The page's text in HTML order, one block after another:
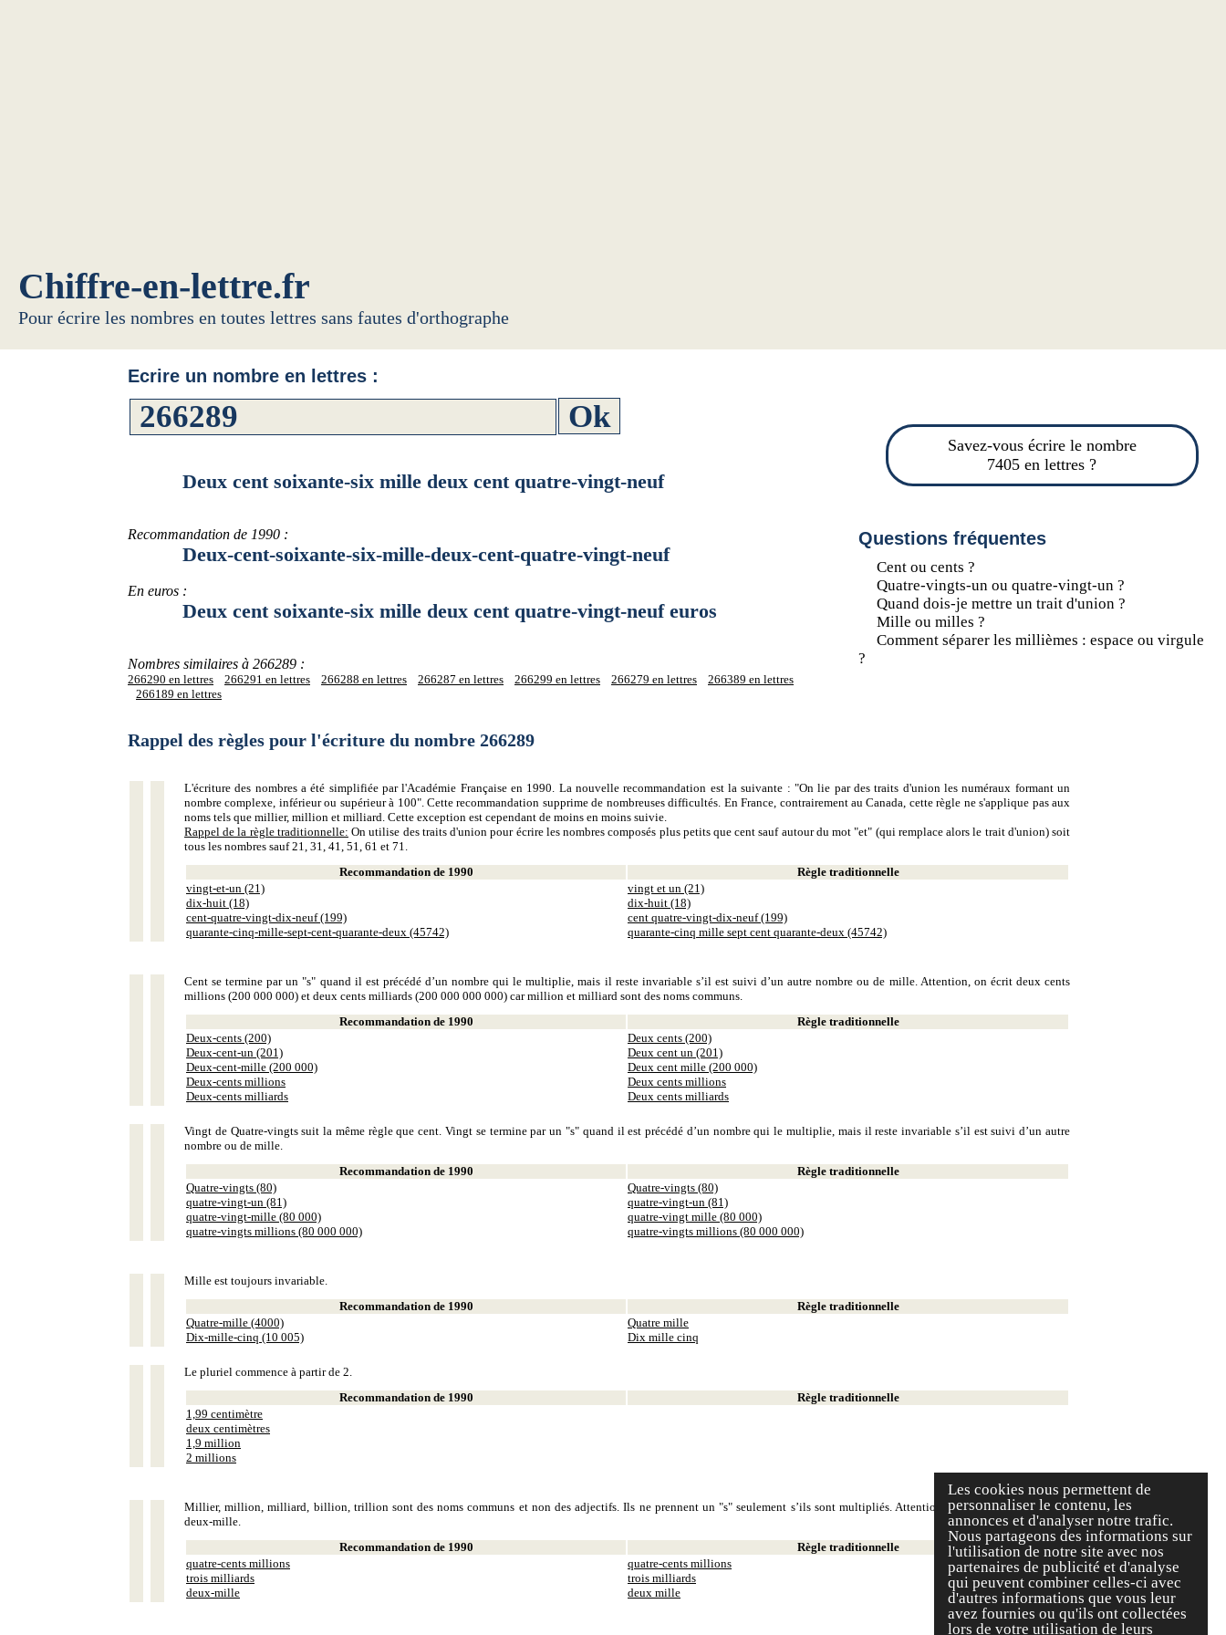
Les cookies nous permettent de
personnaliser le contenu, les
annonces et d'analyser notre trafic.
Nous partageons des informations sur
l'utilisation de notre site avec nos
partenaires de publicité et d'analyse
qui peuvent combiner celles-ci avec
d'autres informations que vous leur
avez fournies ou qu'ils ont collectées
lors de votre utilisation de leurs
Chiffre-en-lettre.fr
Pour écrire les nombres en toutes lettres sans fautes d'orthographe
Savez-vous écrire le nombre
7405 en lettres ?
Questions fréquentes
Cent ou cents ?
Quatre-vingts-un ou quatre-vingt-un ?
Quand dois-je mettre un trait d'union ?
Mille ou milles ?
Comment séparer les millièmes : espace ou virgule
?
Ecrire un nombre en lettres :
Deux cent soixante-six mille deux cent quatre-vingt-neuf
Recommandation de 1990 :
Deux-cent-soixante-six-mille-deux-cent-quatre-vingt-neuf
En euros :
Deux cent soixante-six mille deux cent quatre-vingt-neuf euros
Nombres similaires à 266289 :
266290 en lettres 266291 en lettres 266288 en lettres 266287 en lettres 266299 en lettres 266279 en lettres
266389 en lettres
266189 en lettres
Rappel des règles pour l'écriture du nombre 266289
L'écriture des nombres a été simplifiée par l'Académie Française en 1990. La nouvelle recommandation est la suivante : "On lie par des traits d'union les numéraux formant un
nombre complexe, inférieur ou supérieur à 100". Cette recommandation supprime de nombreuses difficultés. En France, contrairement au Canada, cette règle ne s'applique pas aux
noms tels que millier, million et milliard. Cette exception est cependant de moins en moins suivie.
Rappel de la règle traditionnelle: On utilise des traits d'union pour écrire les nombres composés plus petits que cent sauf autour du mot "et" (qui remplace alors le trait d'union) soit
tous les nombres sauf 21, 31, 41, 51, 61 et 71.
Recommandation de 1990
Règle traditionnelle
vingt-et-un (21)
dix-huit (18)
cent-quatre-vingt-dix-neuf (199)
quarante-cinq-mille-sept-cent-quarante-deux (45742)
vingt et un (21)
dix-huit (18)
cent quatre-vingt-dix-neuf (199)
quarante-cinq mille sept cent quarante-deux (45742)
Cent se termine par un "s" quand il est précédé d’un nombre qui le multiplie, mais il reste invariable s’il est suivi d’un autre nombre ou de mille. Attention, on écrit deux cents
millions (200 000 000) et deux cents milliards (200 000 000 000) car million et milliard sont des noms communs.
Recommandation de 1990
Règle traditionnelle
Deux-cents (200)
Deux-cent-un (201)
Deux-cent-mille (200 000)
Deux-cents millions
Deux-cents milliards
Deux cents (200)
Deux cent un (201)
Deux cent mille (200 000)
Deux cents millions
Deux cents milliards
Vingt de Quatre-vingts suit la même règle que cent. Vingt se termine par un "s" quand il est précédé d’un nombre qui le multiplie, mais il reste invariable s’il est suivi d’un autre
nombre ou de mille.
Recommandation de 1990
Règle traditionnelle
Quatre-vingts (80)
quatre-vingt-un (81)
quatre-vingt-mille (80 000)
quatre-vingts millions (80 000 000)
Quatre-vingts (80)
quatre-vingt-un (81)
quatre-vingt mille (80 000)
quatre-vingts millions (80 000 000)
Mille est toujours invariable.
Recommandation de 1990
Règle traditionnelle
Quatre-mille (4000)
Dix-mille-cinq (10 005)
Quatre mille
Dix mille cinq
Le pluriel commence à partir de 2.
Recommandation de 1990
Règle traditionnelle
1,99 centimètre
deux centimètres
1,9 million
2 millions
Millier, million, milliard, billion, trillion sont des noms communs et non des adjectifs. Ils ne prennent un "s" seulement s’ils sont multipliés. Attention, on écrit deux milliers et
deux-mille.
Recommandation de 1990
Règle traditionnelle
quatre-cents millions
trois milliards
deux-mille
quatre-cents millions
trois milliards
deux mille